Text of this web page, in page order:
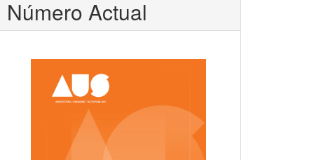
Número Actual